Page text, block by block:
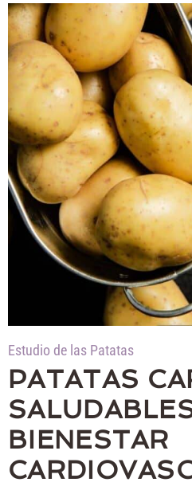
Estudio de las Patatas
PATATAS
BIENESTAR